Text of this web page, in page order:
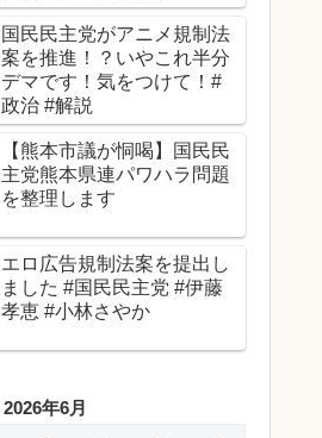
国民民主党がアニメ規制法
案を推進！？いやこれ半分
デマです！気をつけて！#
政治 #解説
【熊本市議が恫喝】国民民
主党熊本県連パワハラ問題
を整理します
エロ広告規制法案を提出し
ました #国民民主党 #伊藤
孝恵 #小林さやか
2026年6月